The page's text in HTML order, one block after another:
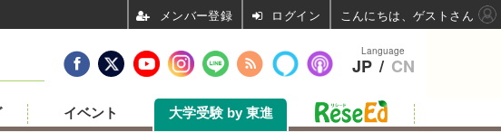
イベント 大学受験 by 東進
Language
JP / CN
ログイン こんにちは、ゲストさん